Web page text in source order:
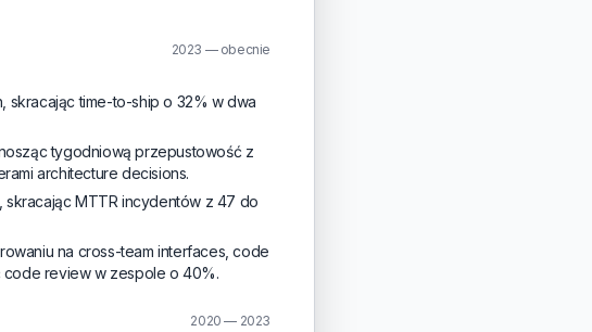
2023 — obecnie
skracając time-to-ship o 32% w dwa
tygodniową przepustowość z
architecture decisions.
skracając MTTR incydentów z 47 do
na cross-team interfaces, code
code review w zespole o 40%.
2020 — 2023